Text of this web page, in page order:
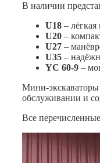
В наличии
U18 –
U20 –
U27 –
U35 –
YC 60-9 –
Мини-экскаваторы
обслуживании и
Все